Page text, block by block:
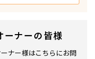
ーナーの皆様
ナー様はこちらにお問